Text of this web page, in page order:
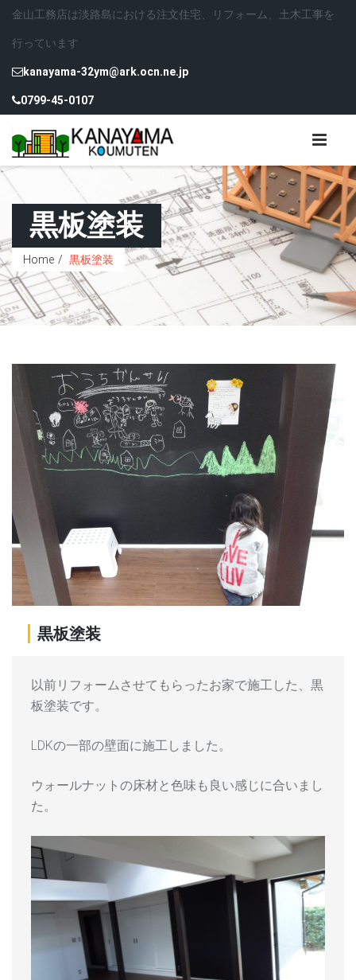
金山工務店は淡路島における注文住宅、リフォーム、土木工事を
行っています
kanayama-32ym@ark.ocn.ne.jp
0799-45-0107
黒板塗装
Home 黒板塗装
黒板塗装
以前リフォームさせてもらったお家で施工した、黒
板塗装です。
LDKの一部の壁面に施工しました。
ウォールナットの床材と色味も良い感じに合いまし
た。